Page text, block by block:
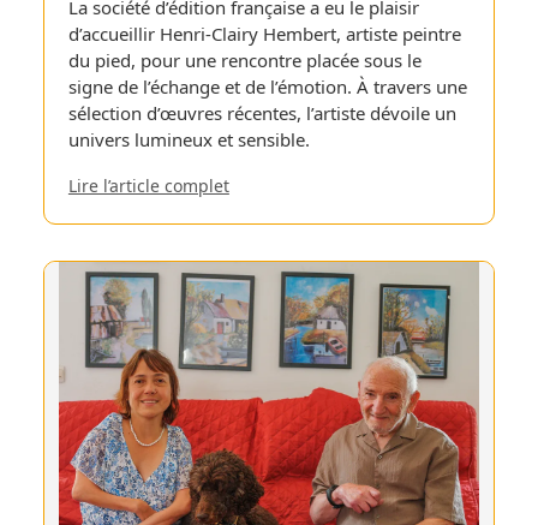
La société d’édition française a eu le plaisir
d’accueillir Henri-Clairy Hembert, artiste peintre
du pied, pour une rencontre placée sous le
signe de l’échange et de l’émotion. À travers une
sélection d’œuvres récentes, l’artiste dévoile un
univers lumineux et sensible.
Lire l’article complet